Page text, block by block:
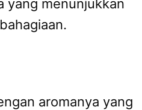
yang menunjukkan
aromanya yang